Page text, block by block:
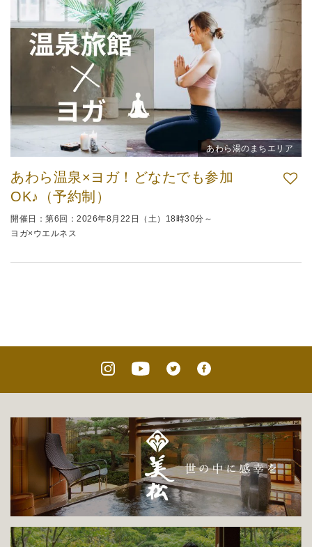
あわら湯のまちエリア
あわら温泉×ヨガ！どなたでも参加
OK♪（予約制）
開催日：第6回：2026年8月22日（土）18時30分～
ヨガ×ウエルネス